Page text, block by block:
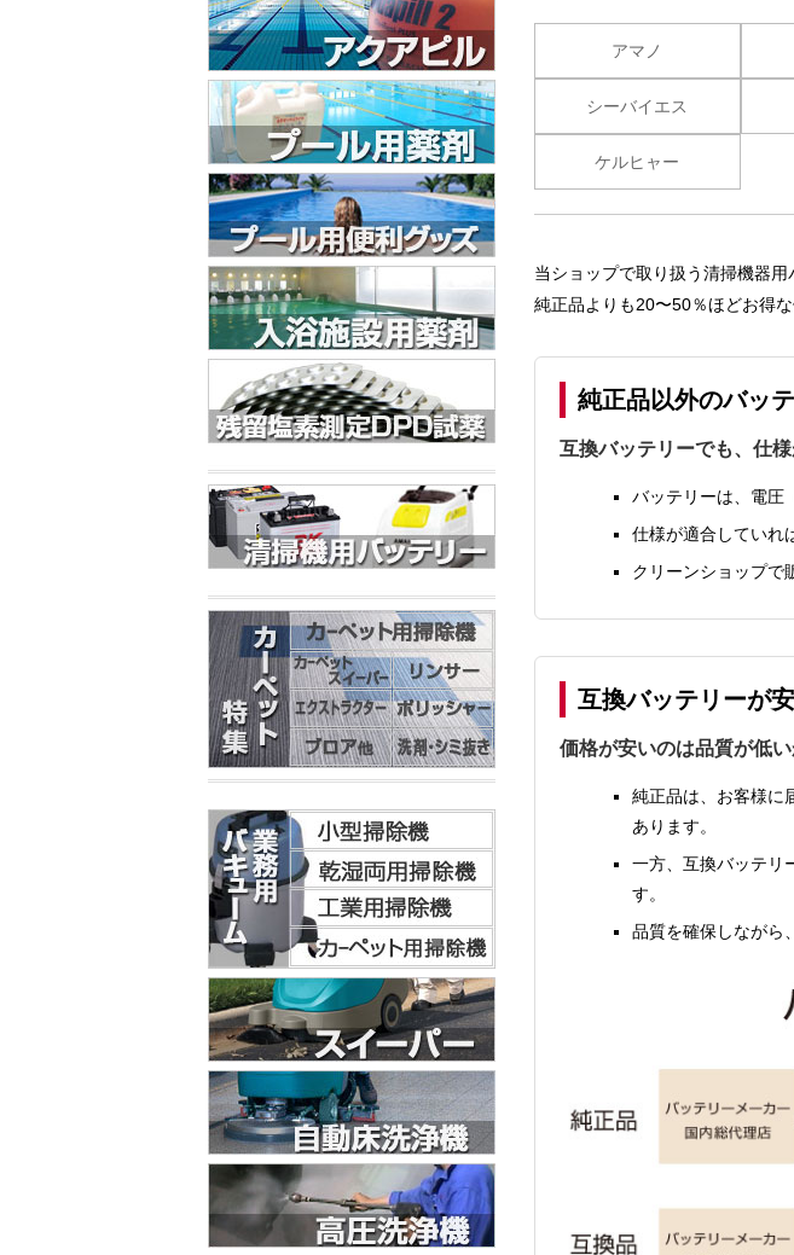
アマノ
シーバイエス
ケルヒャー
当ショップで取り扱う清掃機器
純正品よりも20〜50％ほどお得
純正品以外のバッ
互換バッテリーでも、仕
バッテリーは、電圧
仕様が適合していれ
クリーンショップで
互換バッテリーが
価格が安いのは品質が低
純正品は、お客様に
あります。
一方、互換バッテリ
す。
品質を確保しながら